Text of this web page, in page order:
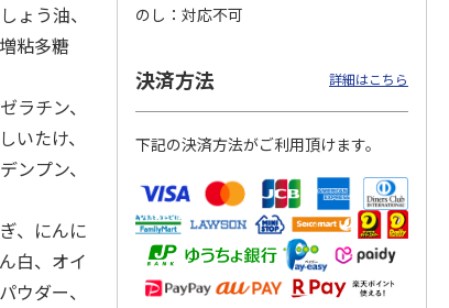
ょう油、
粘多糖
ラチン、
いたけ、
ンプン、
、にんに
白、オイ
ウダー、
のし
対応不可
決済方法 詳細はこちら
下記の決済方法がご利用頂けます。